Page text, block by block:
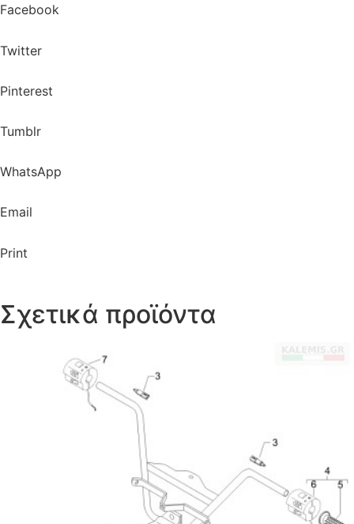
Facebook
Twitter
Pinterest
Tumblr
WhatsApp
Email
Print
Σχετικά προϊόντα